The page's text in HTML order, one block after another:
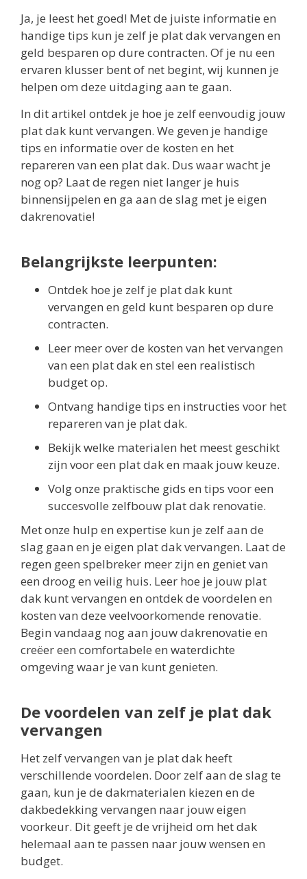
Ja, je leest het goed! Met de juiste informatie en
handige tips kun je zelf je plat dak vervangen en
geld besparen op dure contracten. Of je nu een
ervaren klusser bent of net begint, wij kunnen je
helpen om deze uitdaging aan te gaan.
In dit artikel ontdek je hoe je zelf eenvoudig jouw
plat dak kunt vervangen. We geven je handige
tips en informatie over de kosten en het
repareren van een plat dak. Dus waar wacht je
nog op? Laat de regen niet langer je huis
binnensijpelen en ga aan de slag met je eigen
dakrenovatie!
Belangrijkste leerpunten:
Ontdek hoe je zelf je plat dak kunt
vervangen en geld kunt besparen op dure
contracten.
Leer meer over de kosten van het vervangen
van een plat dak en stel een realistisch
budget op.
Ontvang handige tips en instructies voor het
repareren van je plat dak.
Bekijk welke materialen het meest geschikt
zijn voor een plat dak en maak jouw keuze.
Volg onze praktische gids en tips voor een
succesvolle zelfbouw plat dak renovatie.
Met onze hulp en expertise kun je zelf aan de
slag gaan en je eigen plat dak vervangen. Laat de
regen geen spelbreker meer zijn en geniet van
een droog en veilig huis. Leer hoe je jouw plat
dak kunt vervangen en ontdek de voordelen en
kosten van deze veelvoorkomende renovatie.
Begin vandaag nog aan jouw dakrenovatie en
creëer een comfortabele en waterdichte
omgeving waar je van kunt genieten.
De voordelen van zelf je plat dak
vervangen
Het zelf vervangen van je plat dak heeft
verschillende voordelen. Door zelf aan de slag te
gaan, kun je de dakmaterialen kiezen en de
dakbedekking vervangen naar jouw eigen
voorkeur. Dit geeft je de vrijheid om het dak
helemaal aan te passen naar jouw wensen en
budget.